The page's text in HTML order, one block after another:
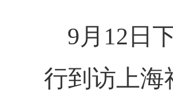
9月 12 日
行到访上海